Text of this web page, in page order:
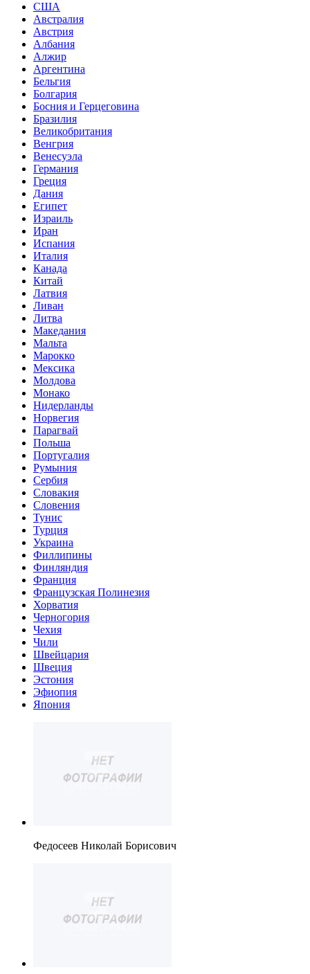
США
Австралия
Австрия
Албания
Алжир
Аргентина
Бельгия
Болгария
Босния и Герцеговина
Бразилия
Великобритания
Венгрия
Венесуэла
Германия
Греция
Дания
Египет
Израиль
Иран
Испания
Италия
Канада
Китай
Латвия
Ливан
Литва
Македания
Мальта
Марокко
Мексика
Молдова
Монако
Нидерланды
Норвегия
Парагвай
Польша
Португалия
Румыния
Сербия
Словакия
Словения
Тунис
Турция
Украина
Филлипины
Финляндия
Франция
Французская Полинезия
Хорватия
Черногория
Чехия
Чили
Швейцария
Швеция
Эстония
Эфиопия
Япония
Федосеев Николай Борисович